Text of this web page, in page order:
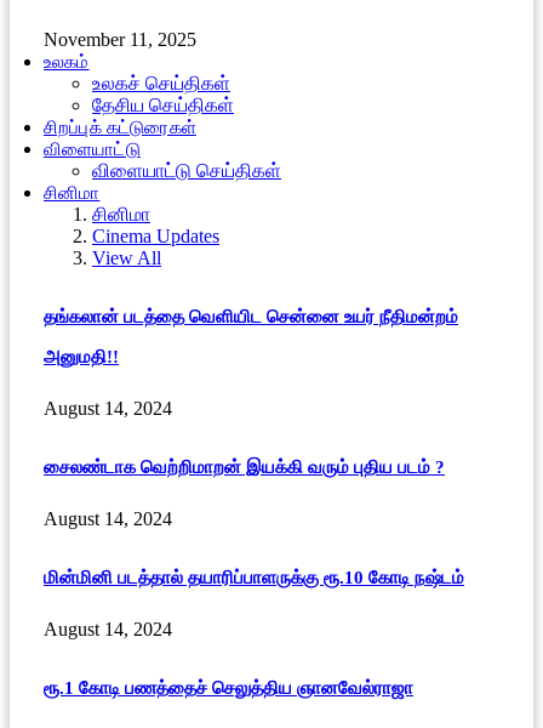
November 11, 2025
உலகம்
உலகச் செய்திகள்
தேசிய செய்திகள்
சிறப்புக் கட்டுரைகள்
விளையாட்டு
விளையாட்டு செய்திகள்
சினிமா
சினிமா
Cinema Updates
View All
தங்கலான் படத்தை வெளியிட சென்னை உயர் நீதிமன்றம்
அனுமதி!!
August 14, 2024
சைலண்டாக வெற்றிமாறன் இயக்கி வரும் புதிய படம் ?
August 14, 2024
மின்மினி படத்தால் தயாரிப்பாளருக்கு ரூ.10 கோடி நஷ்டம்
August 14, 2024
ரூ.1 கோடி பணத்தைச் செலுத்திய ஞானவேல்ராஜா